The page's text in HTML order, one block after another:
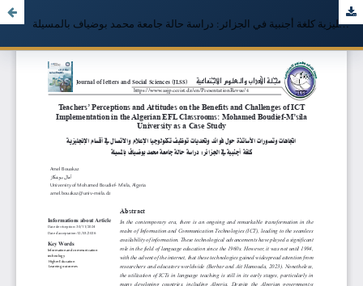
اتجاهات وتصورات الأساتذة حول فوائد وتحديات توظيف تكنولوجيا الإعلام والاتصال في أقسام الإنجليزية كلغة أجنبية في الجزائر: دراسة حالة جامعة محمد بوضياف بالمسيلة